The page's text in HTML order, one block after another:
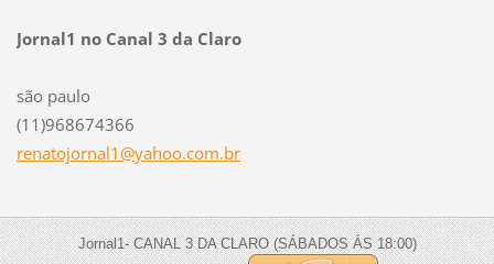
Jornal1 no Canal 3 da Claro
são paulo
(11)968674366
renatojornal1@yahoo.com.br
Jornal1- CANAL 3 DA CLARO (SÁBADOS ÁS 18:00)